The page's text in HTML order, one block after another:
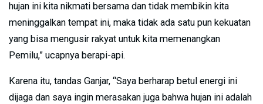
hujan ini kita nikmati bersama dan tidak membikin kita
meninggalkan tempat ini, maka tidak ada satu pun kekuatan
yang bisa mengusir rakyat untuk kita memenangkan
Pemilu,” ucapnya berapi-api.
Karena itu, tandas Ganjar, “Saya berharap betul energi ini
dijaga dan saya ingin merasakan juga bahwa hujan ini adalah